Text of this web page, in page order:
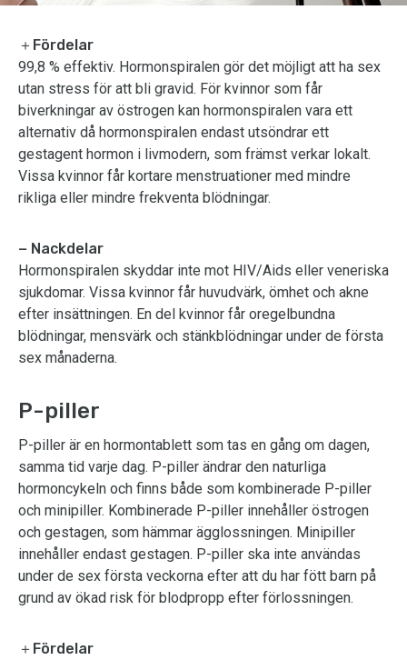
＋Fördelar
99,8 % effektiv. Hormonspiralen gör det möjligt att ha sex
utan stress för att bli gravid. För kvinnor som får
biverkningar av östrogen kan hormonspiralen vara ett
alternativ då hormonspiralen endast utsöndrar ett
gestagent hormon i livmodern, som främst verkar lokalt.
Vissa kvinnor får kortare menstruationer med mindre
rikliga eller mindre frekventa blödningar.
− Nackdelar
Hormonspiralen skyddar inte mot HIV/Aids eller veneriska
sjukdomar. Vissa kvinnor får huvudvärk, ömhet och akne
efter insättningen. En del kvinnor får oregelbundna
blödningar, mensvärk och stänkblödningar under de första
sex månaderna.
P-piller
P-piller är en hormontablett som tas en gång om dagen,
samma tid varje dag. P-piller ändrar den naturliga
hormoncykeln och finns både som kombinerade P-piller
och minipiller. Kombinerade P-piller innehåller östrogen
och gestagen, som hämmar ägglossningen. Minipiller
innehåller endast gestagen. P-piller ska inte användas
under de sex första veckorna efter att du har fött barn på
grund av ökad risk för blodpropp efter förlossningen.
＋Fördelar